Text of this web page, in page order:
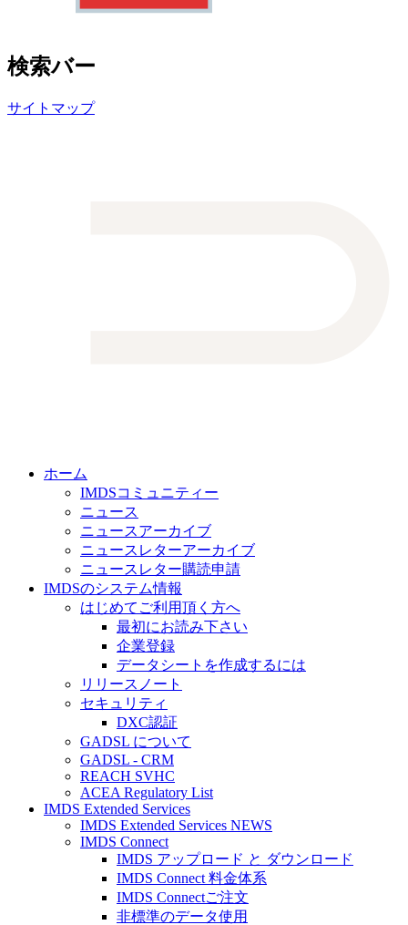
検索バー
サイトマップ
ホーム
IMDSコミュニティー
ニュース
ニュースアーカイブ
ニュースレターアーカイブ
ニュースレター購読申請
IMDSのシステム情報
はじめてご利用頂く方へ
最初にお読み下さい
企業登録
データシートを作成するには
リリースノート
セキュリティ
DXC認証
GADSL について
GADSL - CRM
REACH SVHC
ACEA Regulatory List
IMDS Extended Services
IMDS Extended Services NEWS
IMDS Connect
IMDS アップロード と ダウンロード
IMDS Connect 料金体系
IMDS Connectご注文
非標準のデータ使用